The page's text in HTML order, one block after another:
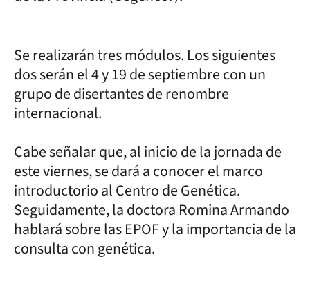
Se realizarán tres módulos. Los siguientes
dos serán el 4 y 19 de septiembre con un
grupo de disertantes de renombre
internacional.
Cabe señalar que, al inicio de la jornada de
este viernes, se dará a conocer el marco
introductorio al Centro de Genética.
Seguidamente, la doctora Romina Armando
hablará sobre las EPOF y la importancia de la
consulta con genética.